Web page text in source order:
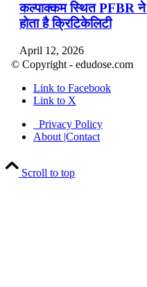
कल्पाक्कम स्थित PFBR ने
होता है क्रिटिकेलिटी
April 12, 2026
April 9, 2026
नासा का आर्टेमिस-2
पहुंचा
April 7, 2026
© Copyright - edudose.com
Link to Facebook
Link to X
Privacy Policy
About |Contact
Scroll to top